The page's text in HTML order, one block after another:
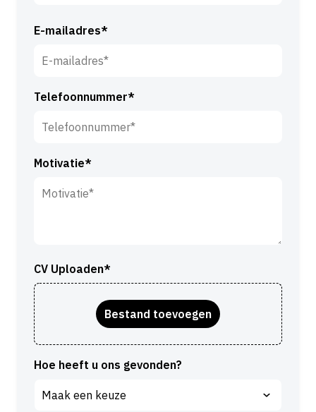
r
m
c
r
m
E-mailadres*
Telefoonnummer*
Motivatie*
CV Uploaden*
Hoe heeft u ons gevonden?